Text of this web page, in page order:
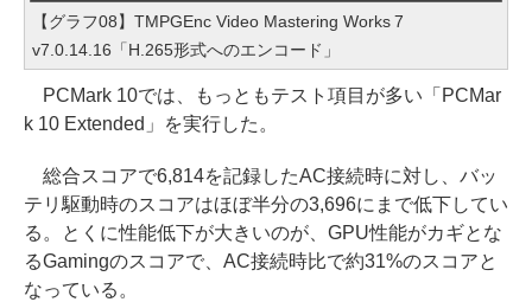
【グラフ08】TMPGEnc Video Mastering Works 7
v7.0.14.16「H.265形式へのエンコード」
PCMark 10では、もっともテスト項目が多い「PCMar
k 10 Extended」を実行した。
総合スコアで6,814を記録したAC接続時に対し、バッ
テリ駆動時のスコアはほぼ半分の3,696にまで低下してい
る。とくに性能低下が大きいのが、GPU性能がカギとな
るGamingのスコアで、AC接続時比で約31%のスコアと
なっている。